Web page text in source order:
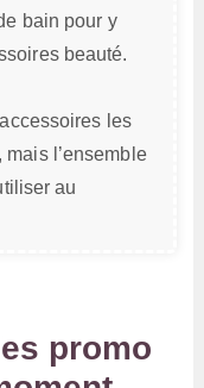
bain pour y
beauté.
les
mais l’ensemble
au
promo